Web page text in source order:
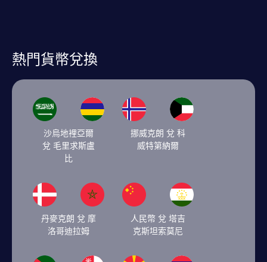
熱門貨幣兌換
沙烏地裡亞爾
兌 毛里求斯盧
比
挪威克朗 兌 科
威特第納爾
丹麥克朗 兌 摩
洛哥迪拉姆
人民幣 兌 塔吉
克斯坦索莫尼